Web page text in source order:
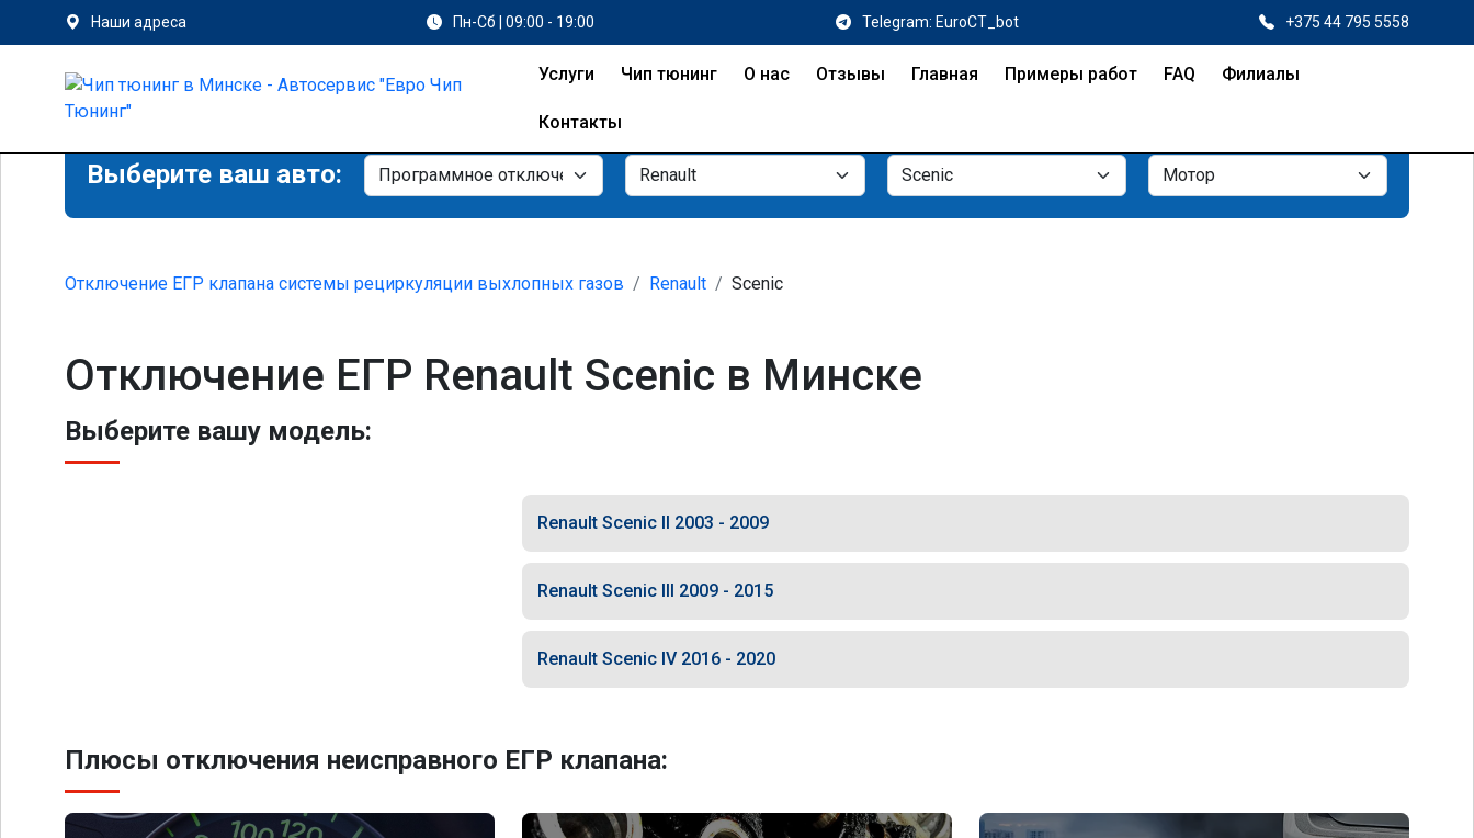
Наши адреса Пн-Сб | 09:00 - 19:00 Telegram: EuroCT_bot +375 44 795 5558
Услуги Чип тюнинг О нас Отзывы Главная Примеры работ FAQ Филиалы
Контакты
Выберите ваш авто:
Отключение ЕГР клапана системы рециркуляции выхлопных газов Renault Scenic
Отключение ЕГР Renault Scenic в Минске
Выберите вашу модель:
Renault Scenic II 2003 - 2009
Renault Scenic III 2009 - 2015
Renault Scenic IV 2016 - 2020
Плюсы отключения неисправного ЕГР клапана: